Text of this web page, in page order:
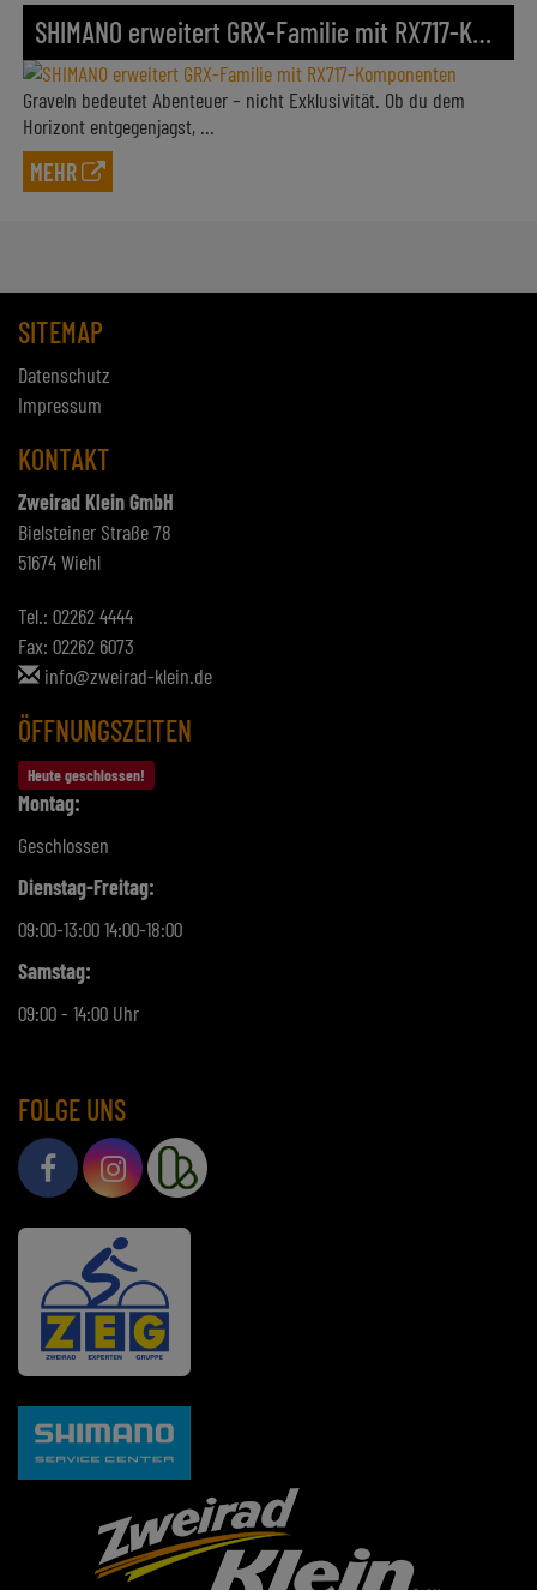
SHIMANO erweitert GRX-Familie mit RX717-Komponenten
Graveln bedeutet Abenteuer – nicht Exklusivität. Ob du dem
Horizont entgegenjagst, ...
MEHR
SITEMAP
Datenschutz
Impressum
KONTAKT
Zweirad Klein GmbH
Bielsteiner Straße 78
51674 Wiehl
Tel.: 02262 4444
Fax: 02262 6073
info@zweirad-klein.de
ÖFFNUNGSZEITEN
Heute geschlossen!
Montag:
Geschlossen
Dienstag-Freitag:
09:00-13:00 14:00-18:00
Samstag:
09:00 - 14:00 Uhr
FOLGE UNS